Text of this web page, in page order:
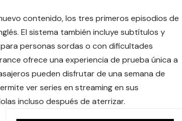
contenido, los tres primeros episodios de
El sistema también incluye subtítulos y
personas sordas o con dificultades
ofrece una experiencia de prueba única a
pueden disfrutar de una semana de
ver series en streaming en sus
incluso después de aterrizar.